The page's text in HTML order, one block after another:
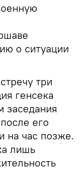
о ситуации
три
генсека
заседания
его
на час позже.
лишь